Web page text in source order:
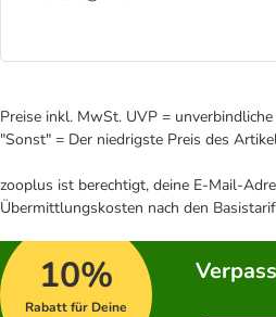
Preise inkl. MwSt. UVP =
"Sonst" = Der niedrigste Preis des
zooplus ist berechtigt, deine E-Mail-
Übermittlungskosten nach den
10%
Rabatt für Deine